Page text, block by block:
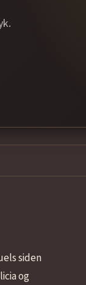
siden
og